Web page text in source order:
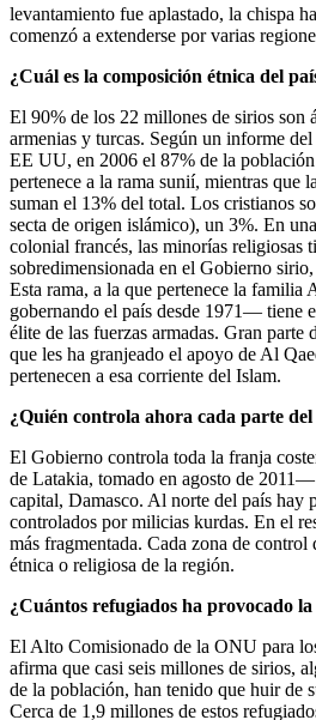
levantamiento fue aplastado, la chispa
comenzó a extenderse por varias
¿Cuál es la composición étnica del
El 90% de los 22 millones de sirios son
armenias y turcas. Según un informe
EE UU, en 2006 el 87% de la
pertenece a la rama sunií, mientras que
suman el 13% del total. Los cristianos
secta de origen islámico), un 3%. En
colonial francés, las minorías religiosas
sobredimensionada en el Gobierno
Esta rama, a la que pertenece la
gobernando el país desde 1971— tiene
élite de las fuerzas armadas. Gran parte
que les ha granjeado el apoyo de Al
pertenecen a esa corriente del Islam.
¿Quién controla ahora cada parte
El Gobierno controla toda la franja
de Latakia, tomado en agosto de
capital, Damasco. Al norte del país hay
controlados por milicias kurdas. En el
más fragmentada. Cada zona de control
étnica o religiosa de la región.
¿Cuántos refugiados ha provocado la
El Alto Comisionado de la ONU para
afirma que casi seis millones de sirios,
de la población, han tenido que huir de
Cerca de 1,9 millones de estos